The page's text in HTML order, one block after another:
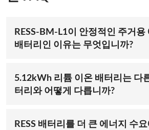
당신이 의지할 수 있는 안전성과 성능
타 국제 표준 준수를 포함한 고급 안전 기
주 및 기타 위험으로부터 보호합니다.
와 견고한 디자인으로 이 배터리는 안정적
다.
RESS-BM-L1이 안정적인 주거용
배터리인 이유는 무엇입니까?
튬 이온 배터리 용량은 대부분 가정에 충
공하는 반면 UL9540A와 같은 국제 안전
할 수 있는 성능을 보장합니다. 배터리의
5.12kWh 리튬 이온 배터리는 다
터리와 어떻게 다릅니까?
이는 신뢰할 수 있는 에너지 저장을 원하
RESS 배터리를 더 큰 에너지 수